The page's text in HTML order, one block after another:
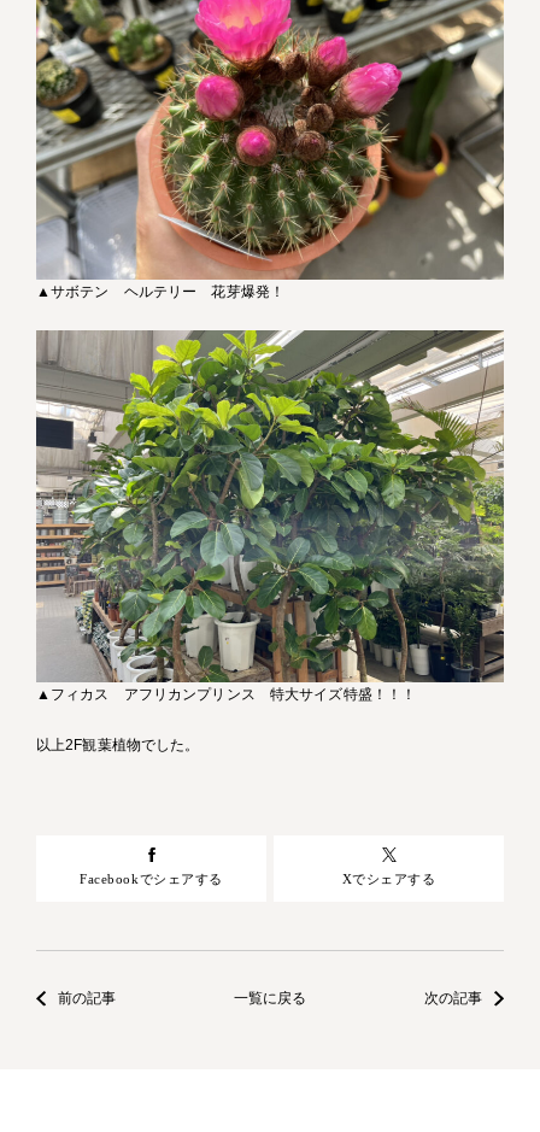
▲サボテン ヘルテリー 花芽爆発！
▲フィカス アフリカンプリンス 特大サイズ特盛！！！
以上2F観葉植物でした。
Facebookでシェアする Xでシェアする
前の記事 一覧に戻る 次の記事